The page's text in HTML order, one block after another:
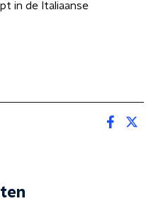
in de Italiaanse